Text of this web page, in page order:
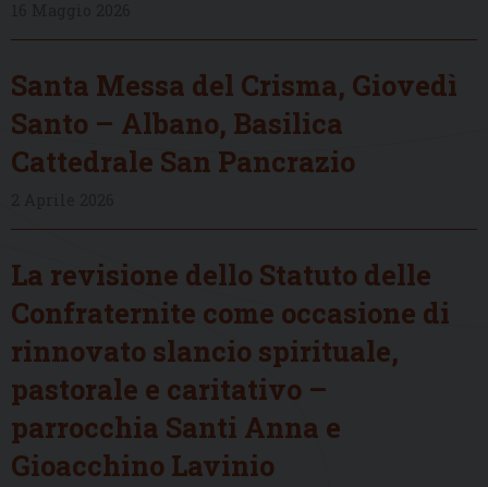
Santa Messa del Crisma, Giovedì
Santo – Albano, Basilica
Cattedrale San Pancrazio
La revisione dello Statuto delle
Confraternite come occasione di
rinnovato slancio spirituale,
pastorale e caritativo –
parrocchia Santi Anna e
Gioacchino Lavinio